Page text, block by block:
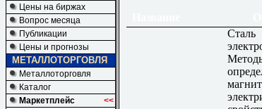
Цены на биржах
Вопрос месяца
Публикации
Цены и прогнозы
МЕТАЛЛОТОРГОВЛЯ
Металлоторговля
Каталог
Маркетплейс
<<
Сталь